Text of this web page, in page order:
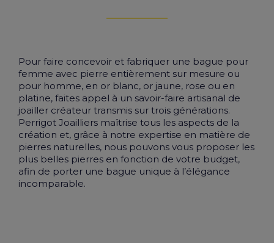
Pour faire concevoir et fabriquer une bague pour
femme avec pierre entièrement sur mesure ou
pour homme, en or blanc, or jaune, rose ou en
platine, faites appel à un savoir-faire artisanal de
joailler créateur transmis sur trois générations.
Perrigot Joailliers maîtrise tous les aspects de la
création et, grâce à notre expertise en matière de
pierres naturelles, nous pouvons vous proposer les
plus belles pierres en fonction de votre budget,
afin de porter une bague unique à l’élégance
incomparable.